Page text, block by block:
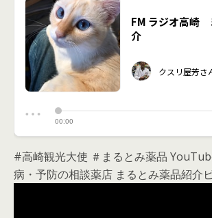
#高崎観光大使 ＃まるとみ薬品
病・予防の相談薬店 まるとみ薬品紹介